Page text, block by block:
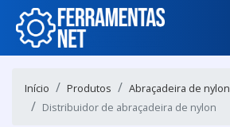
Início Produtos
Abraçadeira de nylon
Distribuidor de abraçadeira de nylon